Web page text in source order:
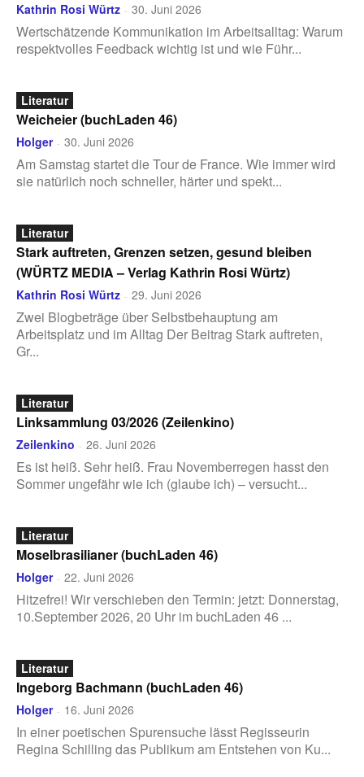
Kathrin Rosi Würtz - 30. Juni 2026
Wertschätzende Kommunikation im Arbeitsalltag: Warum
respektvolles Feedback wichtig ist und wie Führ...
Literatur
Weicheier (buchLaden 46)
Holger - 30. Juni 2026
Am Samstag startet die Tour de France. Wie immer wird
sie natürlich noch schneller, härter und spekt...
Literatur
Stark auftreten, Grenzen setzen, gesund bleiben
(WÜRTZ MEDIA – Verlag Kathrin Rosi Würtz)
Kathrin Rosi Würtz - 29. Juni 2026
Zwei Blogbeträge über Selbstbehauptung am
Arbeitsplatz und im Alltag Der Beitrag Stark auftreten,
Gr...
Literatur
Linksammlung 03/2026 (Zeilenkino)
Zeilenkino - 26. Juni 2026
Es ist heiß. Sehr heiß. Frau Novemberregen hasst den
Sommer ungefähr wie ich (glaube ich) – versucht...
Literatur
Moselbrasilianer (buchLaden 46)
Holger - 22. Juni 2026
Hitzefrei! Wir verschieben den Termin: jetzt: Donnerstag,
10.September 2026, 20 Uhr im buchLaden 46 ...
Literatur
Ingeborg Bachmann (buchLaden 46)
Holger - 16. Juni 2026
In einer poetischen Spurensuche lässt Regisseurin
Regina Schilling das Publikum am Entstehen von Ku...